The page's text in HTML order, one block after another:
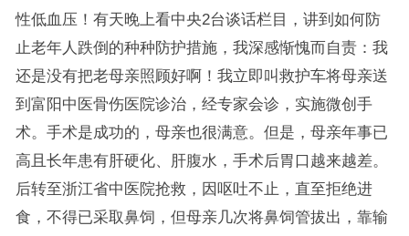
性低血压！有天晚上看中央2台谈话栏目，讲到如何防
止老年人跌倒的种种防护措施，我深感惭愧而自责：我
还是没有把老母亲照顾好啊！我立即叫救护车将母亲送
到富阳中医骨伤医院诊治，经专家会诊，实施微创手
术。手术是成功的，母亲也很满意。但是，母亲年事已
高且长年患有肝硬化、肝腹水，手术后胃口越来越差。
后转至浙江省中医院抢救，因呕吐不止，直至拒绝进
食，不得已采取鼻饲，但母亲几次将鼻饲管拔出，靠输